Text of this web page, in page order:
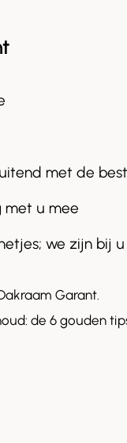
met de
u mee
we zijn bij
Garant.
de 6 gouden